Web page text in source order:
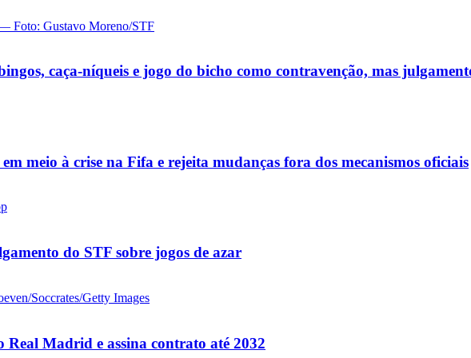
caça-níqueis e jogo do bicho como contravenção, mas
meio à crise na Fifa e rejeita mudanças fora dos mecanismos oficiais
do STF sobre jogos de azar
Madrid e assina contrato até 2032